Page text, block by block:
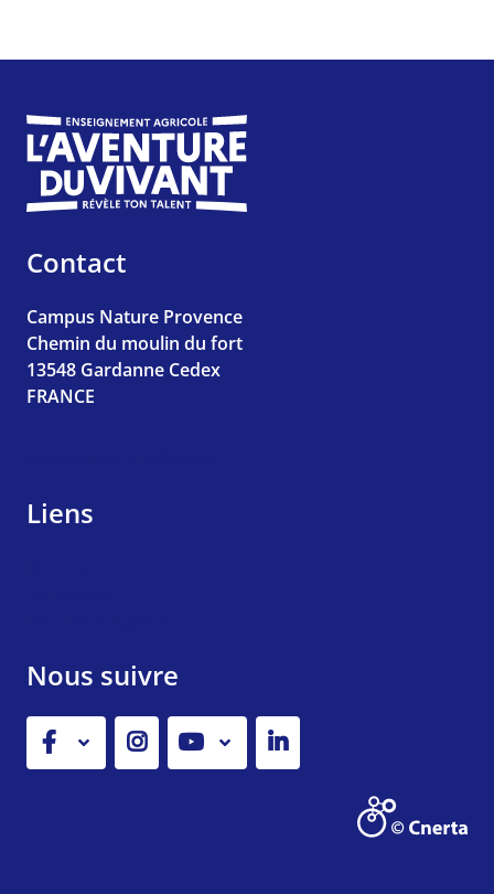
Contact
Campus Nature Provence
Chemin du moulin du fort
13548 Gardanne Cedex
FRANCE
Liens
Nous suivre